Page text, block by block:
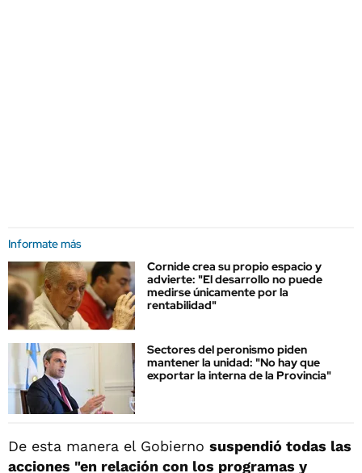
Informate más
Cornide crea su propio espacio y
advierte: "El desarrollo no puede
medirse únicamente por la
rentabilidad"
Sectores del peronismo piden
mantener la unidad: "No hay que
exportar la interna de la Provincia"
De esta manera el Gobierno suspendió todas las
acciones "en relación con los programas y